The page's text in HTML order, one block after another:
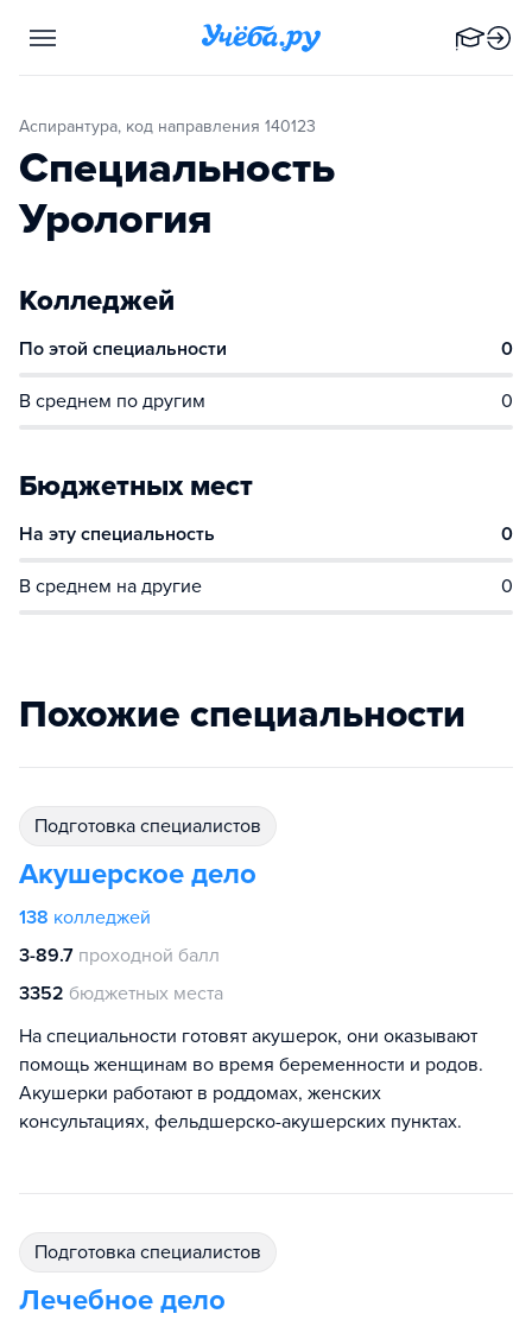
Аспирантура, код направления 140123
Специальность
Урология
Колледжей
По этой специальности 0
В среднем по другим 0
Бюджетных мест
На эту специальность 0
В среднем на другие 0
Похожие специальности
подготовка специалистов
Акушерское дело
138 колледжей
3-89.7 проходной балл
3352 бюджетных места
На специальности готовят акушерок, они оказывают
помощь женщинам во время беременности и родов.
Акушерки работают в роддомах, женских
консультациях, фельдшерско-акушерских пунктах.
подготовка специалистов
Лечебное дело